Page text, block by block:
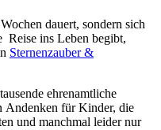
dauert, sondern sich
Reise ins Leben begibt,
Sternenzauber &
ehrenamtliche
Andenken für Kinder, die
und manchmal leider nur